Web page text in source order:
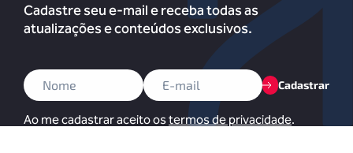
Cadastre seu e-mail e receba todas as
atualizações e conteúdos exclusivos.
Cadastrar
Ao me cadastrar aceito ostermos de privacidade.